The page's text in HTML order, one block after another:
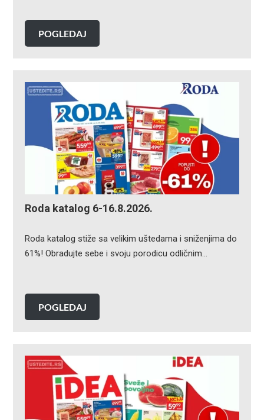
POGLEDAJ
Roda katalog 6-16.8.2026.
Roda katalog stiže sa velikim uštedama i sniženjima do
61%! Obradujte sebe i svoju porodicu odličnim…
POGLEDAJ